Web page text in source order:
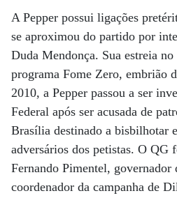
A Pepper possui ligações
se aproximou do partido por
Duda Mendonça. Sua estreia
programa Fome Zero, embrião
2010, a Pepper passou a ser
Federal após ser acusada de
Brasília destinado a bisbilhotar
adversários dos petistas. O QG
Fernando Pimentel, governador
coordenador da campanha de